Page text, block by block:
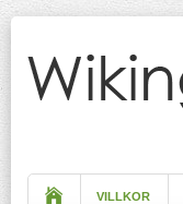
VILLKOR